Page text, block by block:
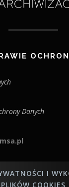
Danych
I
PLIKÓW COOKIES